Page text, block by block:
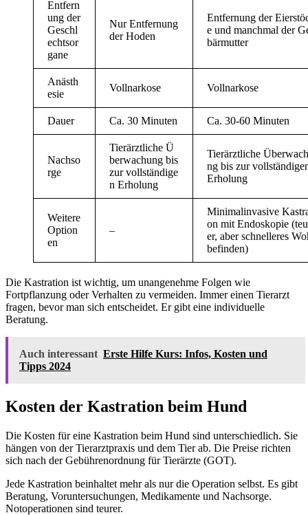
Entfern
ung der
Geschl
echtsor
gane
Nur Entfernung
der Hoden
Entfernung der
e und manchmal der
bärmutter
Anästh
esie
Vollnarkose Vollnarkose
Dauer Ca. 30 Minuten Ca. 30-60 Minuten
Nachso
rge
Tierärztliche Ü
berwachung bis
zur vollständige
n Erholung
Tierärztliche
ng bis zur
Erholung
Weitere
Option
en
–
Minimal­invasive
on mit Endoskopie
er, aber schnelleres
befinden)
Die Kastration ist wichtig, um unangenehme Folgen wie
Fortpflanzung oder Verhalten zu vermeiden. Immer einen Tierarzt
fragen, bevor man sich entscheidet. Er gibt eine individuelle
Beratung.
Auch interessant Erste Hilfe Kurs: Infos, Kosten und
Tipps 2024
Kosten der Kastration beim Hund
Die Kosten für eine Kastration beim Hund sind unterschiedlich. Sie
hängen von der Tierarztpraxis und dem Tier ab. Die Preise richten
sich nach der Gebührenordnung für Tierärzte (GOT).
Jede Kastration beinhaltet mehr als nur die Operation selbst. Es gibt
Beratung, Voruntersuchungen, Medikamente und Nachsorge.
Notoperationen sind teurer.